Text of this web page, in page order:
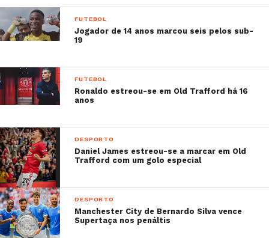
FUTEBOL
Jogador de 14 anos marcou seis pelos sub-
19
FUTEBOL
Ronaldo estreou-se em Old Trafford há 16
anos
DESPORTO
Daniel James estreou-se a marcar em Old
Trafford com um golo especial
DESPORTO
Manchester City de Bernardo Silva vence
Supertaça nos penáltis